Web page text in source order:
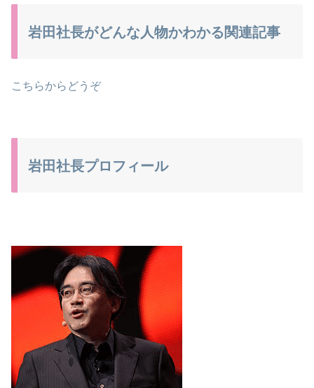
岩田社長がどんな人物かわかる関連記事
こちらからどうぞ
岩田社長プロフィール